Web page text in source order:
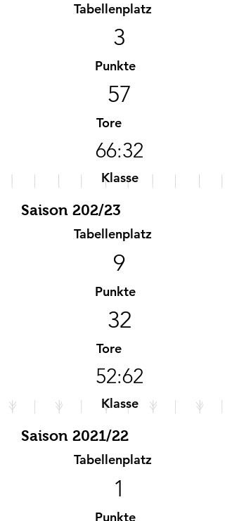
Tabellenplatz
3
Punkte
57
Tore
66:32
Klasse
A-Klasse
Saison 202/23
Tabellenplatz
9
Punkte
32
Tore
52:62
Klasse
A-Klasse
Saison 2021/22
Tabellenplatz
1
Punkte